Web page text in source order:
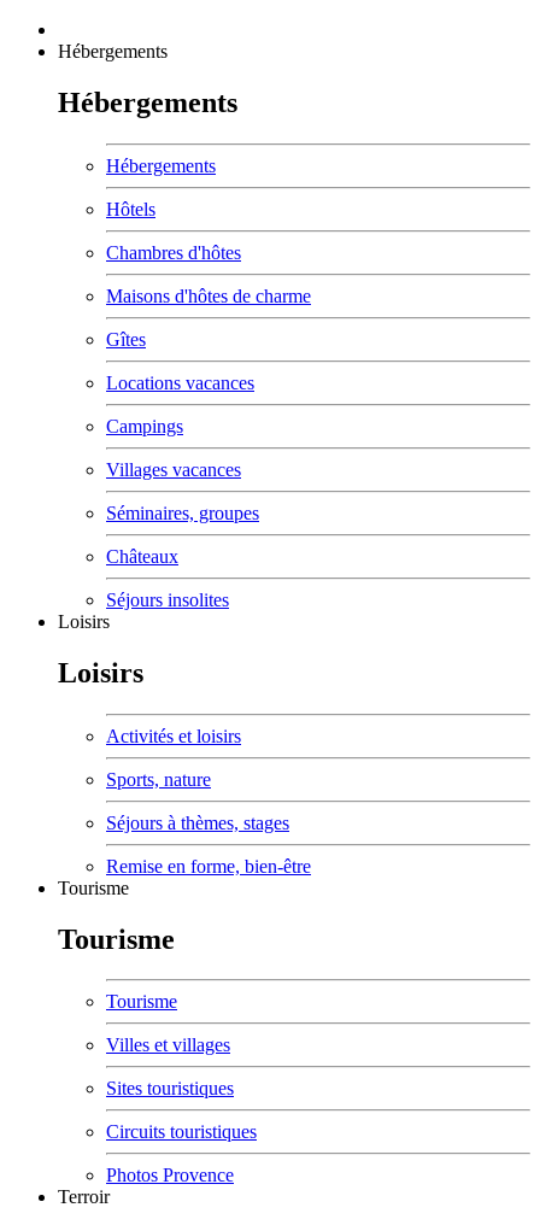
Hébergements
Hébergements
Hébergements
Hôtels
Chambres d'hôtes
Maisons d'hôtes de charme
Gîtes
Locations vacances
Campings
Villages vacances
Séminaires, groupes
Châteaux
Séjours insolites
Loisirs
Loisirs
Activités et loisirs
Sports, nature
Séjours à thèmes, stages
Remise en forme, bien-être
Tourisme
Tourisme
Tourisme
Villes et villages
Sites touristiques
Circuits touristiques
Photos Provence
Terroir